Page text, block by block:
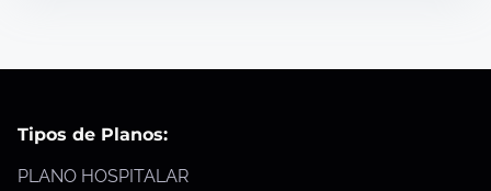
Tipos de Planos:
PLANO HOSPITALAR